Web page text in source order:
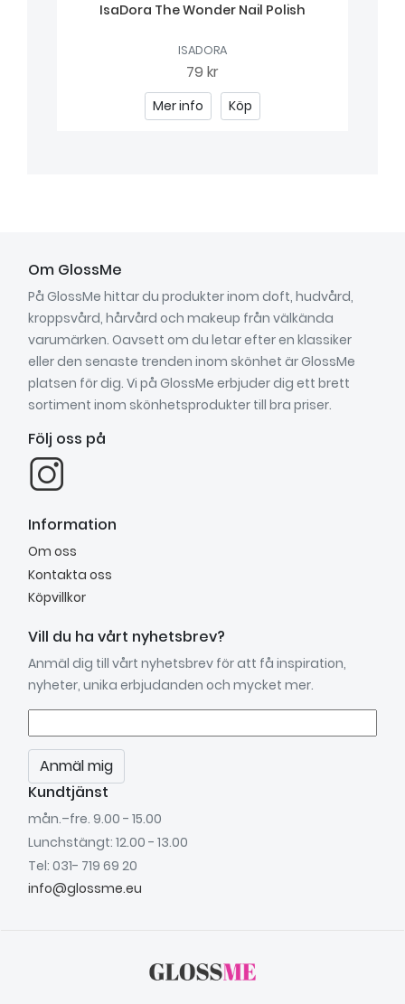
IsaDora The Wonder Nail Polish
ISADORA
79 kr
Mer info Köp
Om GlossMe
På GlossMe hittar du produkter inom doft, hudvård,
kroppsvård, hårvård och makeup från välkända
varumärken. Oavsett om du letar efter en klassiker
eller den senaste trenden inom skönhet är GlossMe
platsen för dig. Vi på GlossMe erbjuder dig ett brett
sortiment inom skönhetsprodukter till bra priser.
Följ oss på
Information
Om oss
Kontakta oss
Köpvillkor
Vill du ha vårt nyhetsbrev?
Anmäl dig till vårt nyhetsbrev för att få inspiration,
nyheter, unika erbjudanden och mycket mer.
Anmäl mig
Kundtjänst
mån.–fre. 9.00 - 15.00
Lunchstängt: 12.00 - 13.00
Tel: 031- 719 69 20
info@glossme.eu